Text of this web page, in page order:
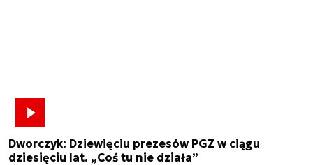
Dworczyk: Dziewięciu prezesów PGZ w ciągu
dziesięciu lat. „Coś tu nie działa”